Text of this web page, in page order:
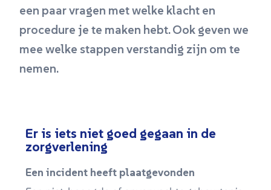
een paar vragen met welke klacht en
procedure je te maken hebt. Ook geven we
mee welke stappen verstandig zijn om te
nemen.
Er is iets niet goed gegaan in de
zorgverlening
Een incident heeft plaatgevonden